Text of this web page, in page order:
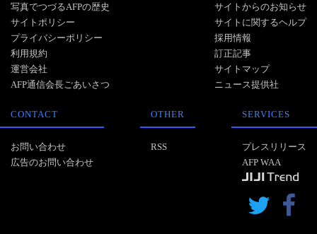
写真でつづるAFPの歴史
サイトポリシー
プライバシーポリシー
利用規約
運営会社
AFP通信会長ごあいさつ
サイトからのお知らせ
サイトに関するヘルプ
採用情報
訂正記事
サイトマップ
ニュース提供社
CONTACT
お問い合わせ
広告のお問い合わせ
OTHER
RSS
SERVICES
プレスリリース
AFP WAA